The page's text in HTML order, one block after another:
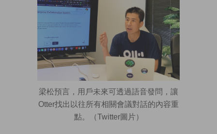
梁松預言，用戶未來可透過語音發問，讓
Otter找出以往所有相關會議對話的內容重
點。（Twitter圖片）